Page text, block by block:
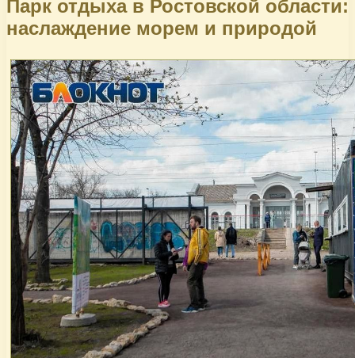
Парк отдыха в Ростовской области:
наслаждение морем и природой